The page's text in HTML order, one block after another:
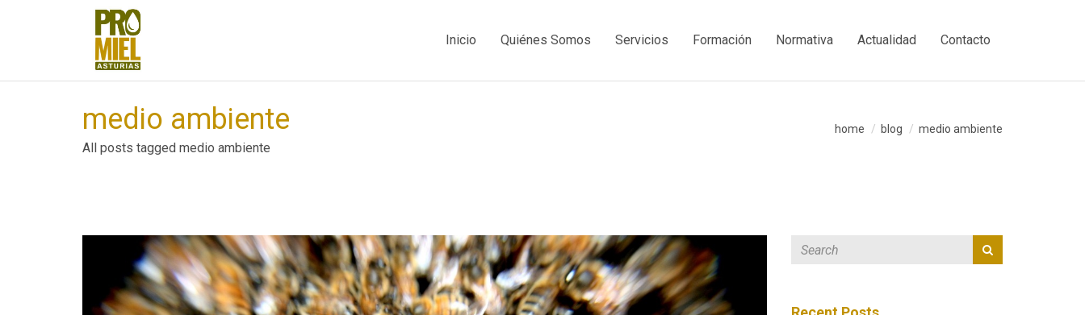
Inicio Quiénes Somos Servicios Formación Normativa Actualidad Contacto
medio ambiente
All posts tagged medio ambiente
home blog medio ambiente